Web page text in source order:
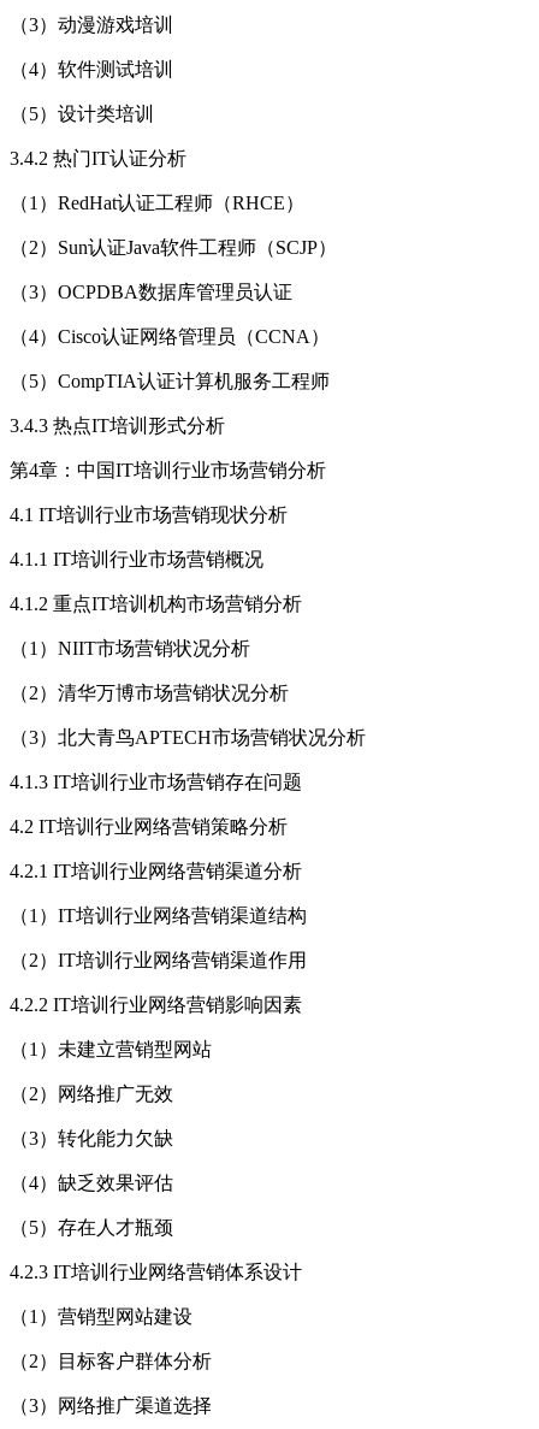
（3）动漫游戏培训
（4）软件测试培训
（5）设计类培训
3.4.2 热门IT认证分析
（1）RedHat认证工程师（RHCE）
（2）Sun认证Java软件工程师（SCJP）
（3）OCPDBA数据库管理员认证
（4）Cisco认证网络管理员（CCNA）
（5）CompTIA认证计算机服务工程师
3.4.3 热点IT培训形式分析
第4章：中国IT培训行业市场营销分析
4.1 IT培训行业市场营销现状分析
4.1.1 IT培训行业市场营销概况
4.1.2 重点IT培训机构市场营销分析
（1）NIIT市场营销状况分析
（2）清华万博市场营销状况分析
（3）北大青鸟APTECH市场营销状况分析
4.1.3 IT培训行业市场营销存在问题
4.2 IT培训行业网络营销策略分析
4.2.1 IT培训行业网络营销渠道分析
（1）IT培训行业网络营销渠道结构
（2）IT培训行业网络营销渠道作用
4.2.2 IT培训行业网络营销影响因素
（1）未建立营销型网站
（2）网络推广无效
（3）转化能力欠缺
（4）缺乏效果评估
（5）存在人才瓶颈
4.2.3 IT培训行业网络营销体系设计
（1）营销型网站建设
（2）目标客户群体分析
（3）网络推广渠道选择